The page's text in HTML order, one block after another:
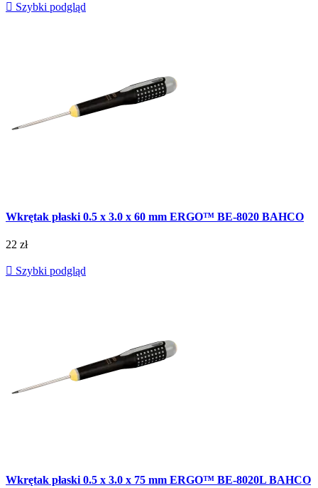
 Szybki podgląd
Wkrętak płaski 0.5 x 3.0 x 60 mm ERGO™ BE-8020 BAHCO
22 zł
 Szybki podgląd
Wkrętak płaski 0.5 x 3.0 x 75 mm ERGO™ BE-8020L BAHCO